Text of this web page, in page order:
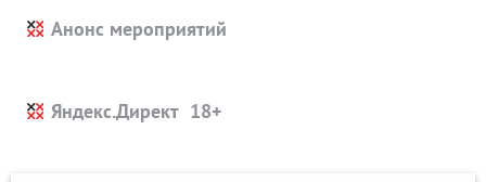
Анонс мероприятий
Яндекс.Директ